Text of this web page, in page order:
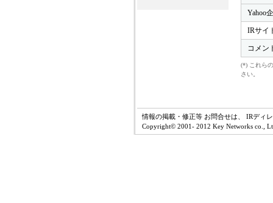
Yahoo
IRサイ
コメン
(*) これら
さい。
情報の掲載・修正等 お問合せは、 IRディ
Copyright© 2001- 2012 Key Networks co.,